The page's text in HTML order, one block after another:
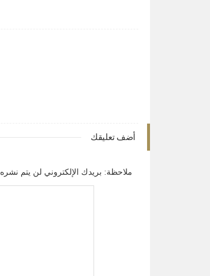
أضف تعليقك
ملاحظة: بريدك الإلكتروني لن يتم نشره.